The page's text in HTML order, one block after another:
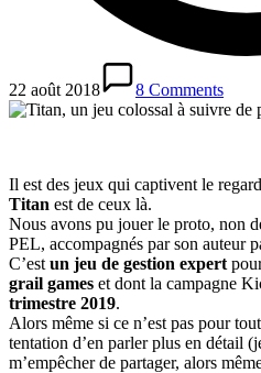
22 août 2018 8 Comments
Il est des jeux qui captivent le
Titan est de ceux là.
Nous avons pu jouer le proto, non
PEL, accompagnés par son auteur
C’est un jeu de gestion expert
grail games et dont la campagne
trimestre 2019.
Alors même si ce n’est pas pour
tentation d’en parler plus en détail
m’empêcher de partager, alors